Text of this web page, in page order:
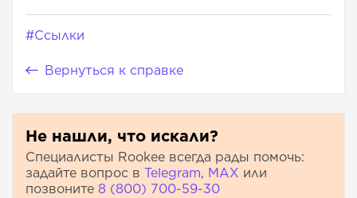
#Ссылки
Вернуться к справке
Не нашли, что искали?
Специалисты Rookee всегда рады помочь:
задайте вопрос в Telegram, МАХ или
позвоните 8 (800) 700-59-30